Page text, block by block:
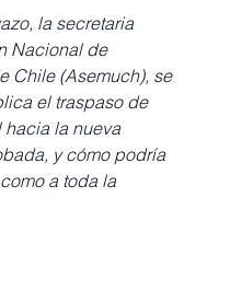
la secretaria
Nacional de
Chile (Asemuch), se
el traspaso de
hacia la nueva
y cómo podría
a toda la